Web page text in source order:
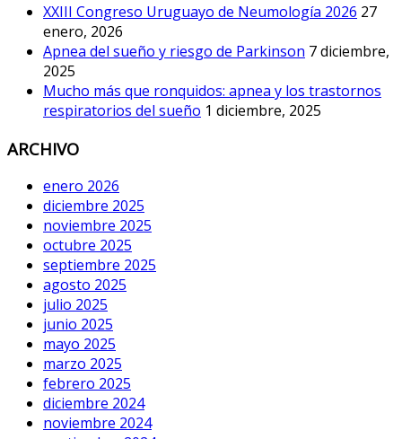
XXIII Congreso Uruguayo de Neumología 2026 27
enero, 2026
Apnea del sueño y riesgo de Parkinson 7 diciembre,
2025
Mucho más que ronquidos: apnea y los trastornos
respiratorios del sueño 1 diciembre, 2025
ARCHIVO
enero 2026
diciembre 2025
noviembre 2025
octubre 2025
septiembre 2025
agosto 2025
julio 2025
junio 2025
mayo 2025
marzo 2025
febrero 2025
diciembre 2024
noviembre 2024